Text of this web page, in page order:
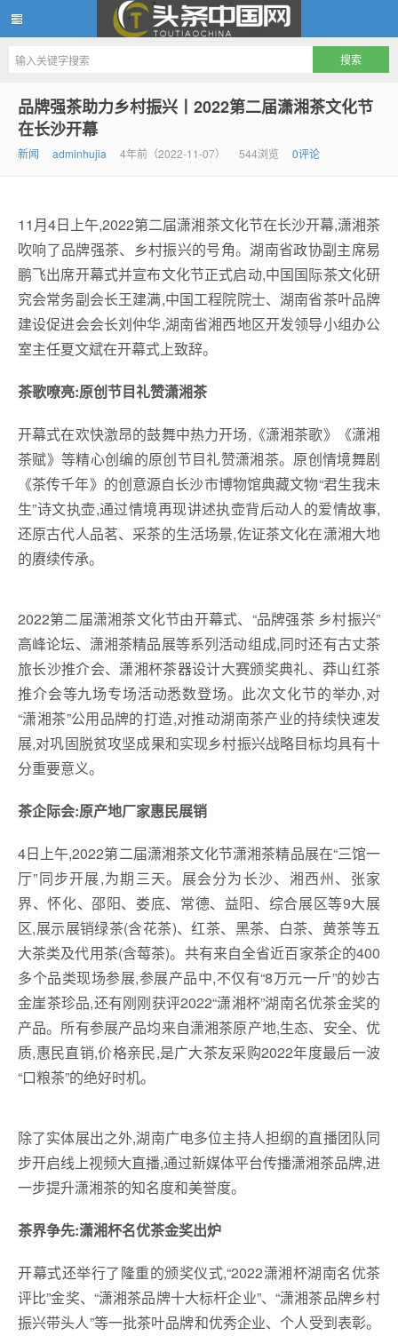
头条中国网
品牌强茶助力乡村振兴丨2022第二届潇湘茶文化节
在长沙开幕
新闻 adminhujia 4年前（2022-11-07） 544浏览 0评论
11月4日上午,2022第二届潇湘茶文化节在长沙开幕,潇湘茶
吹响了品牌强茶、乡村振兴的号角。湖南省政协副主席易
鹏飞出席开幕式并宣布文化节正式启动,中国国际茶文化研
究会常务副会长王建满,中国工程院院士、湖南省茶叶品牌
建设促进会会长刘仲华,湖南省湘西地区开发领导小组办公
室主任夏文斌在开幕式上致辞。
茶歌嘹亮:原创节目礼赞潇湘茶
开幕式在欢快激昂的鼓舞中热力开场,《潇湘茶歌》《潇湘
茶赋》等精心创编的原创节目礼赞潇湘茶。原创情境舞剧
《茶传千年》的创意源自长沙市博物馆典藏文物“君生我未
生”诗文执壶,通过情境再现讲述执壶背后动人的爱情故事,
还原古代人品茗、采茶的生活场景,佐证茶文化在潇湘大地
的赓续传承。
2022第二届潇湘茶文化节由开幕式、“品牌强茶 乡村振兴”
高峰论坛、潇湘茶精品展等系列活动组成,同时还有古丈茶
旅长沙推介会、潇湘杯茶器设计大赛颁奖典礼、莽山红茶
推介会等九场专场活动悉数登场。此次文化节的举办,对
“潇湘茶”公用品牌的打造,对推动湖南茶产业的持续快速发
展,对巩固脱贫攻坚成果和实现乡村振兴战略目标均具有十
分重要意义。
茶企际会:原产地厂家惠民展销
4日上午,2022第二届潇湘茶文化节潇湘茶精品展在“三馆一
厅”同步开展,为期三天。展会分为长沙、湘西州、张家
界、怀化、邵阳、娄底、常德、益阳、综合展区等9大展
区,展示展销绿茶(含花茶)、红茶、黑茶、白茶、黄茶等五
大茶类及代用茶(含莓茶)。共有来自全省近百家茶企的400
多个品类现场参展,参展产品中,不仅有“8万元一斤”的妙古
金崖茶珍品,还有刚刚获评2022“潇湘杯”湖南名优茶金奖的
产品。所有参展产品均来自潇湘茶原产地,生态、安全、优
质,惠民直销,价格亲民,是广大茶友采购2022年度最后一波
“口粮茶”的绝好时机。
除了实体展出之外,湖南广电多位主持人担纲的直播团队同
步开启线上视频大直播,通过新媒体平台传播潇湘茶品牌,进
一步提升潇湘茶的知名度和美誉度。
茶界争先:潇湘杯名优茶金奖出炉
开幕式还举行了隆重的颁奖仪式,“2022潇湘杯湖南名优茶
评比”金奖、“潇湘茶品牌十大标杆企业”、“潇湘茶品牌乡村
振兴带头人”等一批茶叶品牌和优秀企业、个人受到表彰。